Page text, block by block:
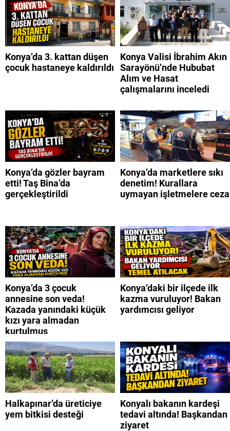
Konya’da 3. kattan düşen
çocuk hastaneye kaldırıldı
Konya Valisi İbrahim Akın
Sarayönü’nde Hububat
Alım ve Hasat
çalışmalarını inceledi
Konya’da gözler bayram
etti! Taş Bina’da
gerçekleştirildi
Konya’da marketlere sıkı
denetim! Kurallara
uymayan işletmelere ceza
Konya’da 3 çocuk
annesine son veda!
Kazada yanındaki küçük
kızı yara almadan
kurtulmuş
Konya’daki bir ilçede ilk
kazma vuruluyor! Bakan
yardımcısı geliyor
Halkapınar’da üreticiye
yem bitkisi desteği
Konyalı bakanın kardeşi
tedavi altında! Başkandan
ziyaret